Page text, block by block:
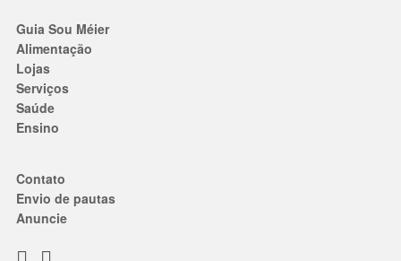
Guia Sou Méier
Alimentação
Lojas
Serviços
Saúde
Ensino
Contato
Envio de pautas
Anuncie